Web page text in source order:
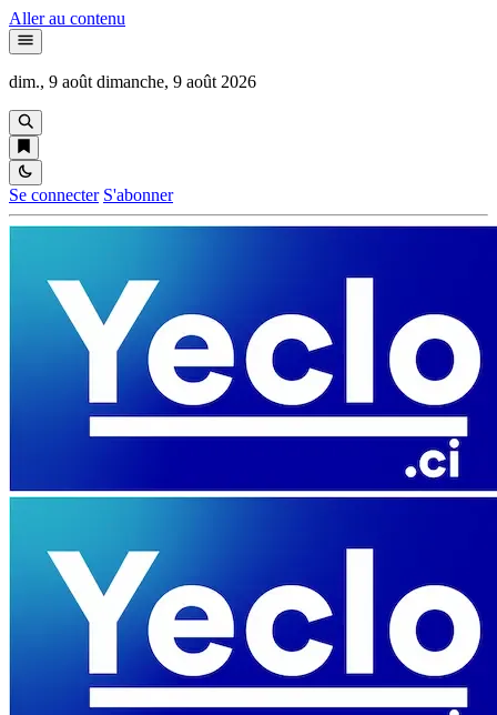
Aller au contenu
dim., 9 août dimanche, 9 août 2026
Se connecter S'abonner